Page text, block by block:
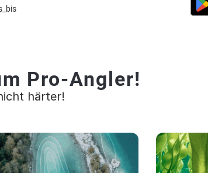
Pro-Angler!
härter!